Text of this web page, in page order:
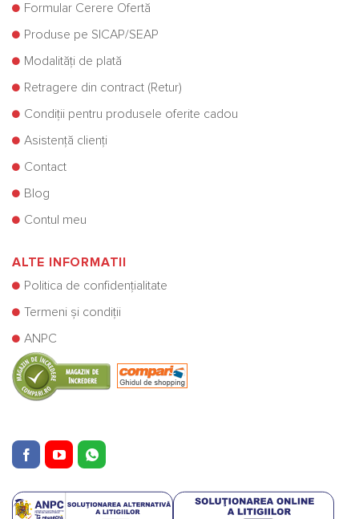
Formular Cerere Ofertă
Produse pe SICAP/SEAP
Modalități de plată
Retragere din contract (Retur)
Condiții pentru produsele oferite cadou
Asistență clienți
Contact
Blog
Contul meu
ALTE INFORMATII
Politica de confidențialitate
Termeni și condiții
ANPC